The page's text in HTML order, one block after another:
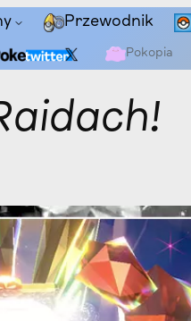
Przewodnik
Pokopia